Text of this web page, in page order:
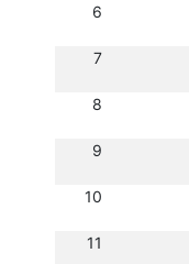
6
7
8
9
10
11